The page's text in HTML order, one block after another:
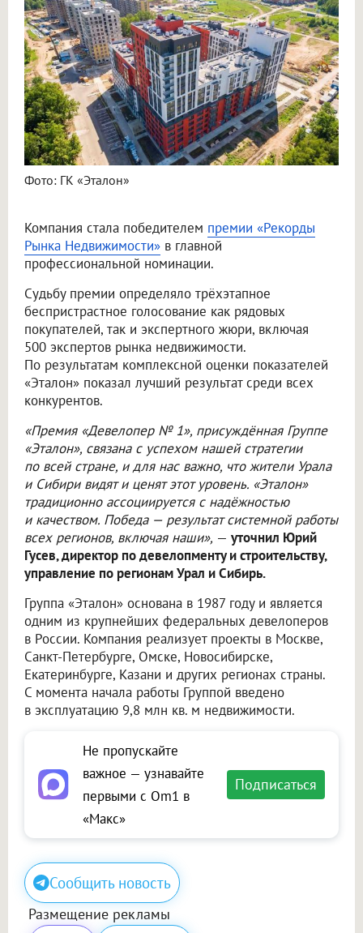
Фото: ГК «Эталон»
Компания стала победителем премии «Рекорды
Рынка Недвижимости» в главной
профессиональной номинации.
Судьбу премии определяло трёхэтапное
беспристрастное голосование как рядовых
покупателей, так и экспертного жюри, включая
500 экспертов рынка недвижимости.
По результатам комплексной оценки показателей
«Эталон» показал лучший результат среди всех
конкурентов.
«Премия «Девелопер № 1», присуждённая Группе
«Эталон», связана с успехом нашей стратегии
по всей стране, и для нас важно, что жители Урала
и Сибири видят и ценят этот уровень. «Эталон»
традиционно ассоциируется с надёжностью
и качеством. Победа — результат системной работы
всех регионов, включая наши», — уточнил Юрий
Гусев, директор по девелопменту и строительству,
управление по регионам Урал и Сибирь.
Группа «Эталон» основана в 1987 году и является
одним из крупнейших федеральных девелоперов
в России. Компания реализует проекты в Москве,
Санкт-Петербурге, Омске, Новосибирске,
Екатеринбурге, Казани и других регионах страны.
С момента начала работы Группой введено
в эксплуатацию 9,8 млн кв. м недвижимости.
Не пропускайте
важное — узнавайте
первыми с Om1 в
«Макс»
Подписаться
Сообщить новость
Размещение рекламы